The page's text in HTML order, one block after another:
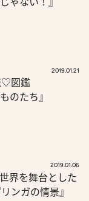
2019.01.21
♡図鑑
のたち』
2019.01.06
界を舞台とした
ンガの情景』